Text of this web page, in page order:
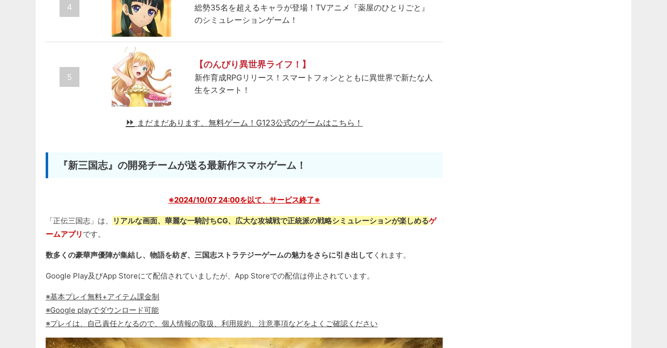
4
総勢35名を超えるキャラが登場！TVアニメ『薬屋のひとりごと』
のシミュレーションゲーム！
5
【のんびり異世界ライフ！】
新作育成RPGリリース！スマートフォンとともに異世界で新たな人
生をスタート！
まだまだあります、無料ゲーム！ G123公式のゲームはこちら！
『新三国志』の開発チームが送る最新作スマホゲーム！
※2024/10/07 24:00を以て、サービス終了※
「正伝三国志」は、 リアルな画面、華麗な一騎討ちCG、広大な攻城戦で正統派の戦略シミュレーションが楽しめるゲ
ームアプリ です。
数多くの豪華声優陣が集結し、物語を紡ぎ、三国志ストラテジーゲームの魅力をさらに引き出して くれます。
Google Play及びApp Storeにて配信されていましたが、App Storeでの配信は停止されています。
※基本プレイ無料+アイテム課金制
※Google playでダウンロード可能
※プレイは、自己責任となるので、個人情報の取扱、利用規約、注意事項などをよくご確認ください